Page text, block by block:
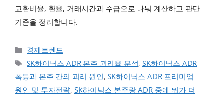
교환비율, 환율, 거래시간과 수급으로 나눠 계산하고 판단
기준을 정리합니다.
카테고리
경제트렌드
태그
SK하이닉스 ADR 본주 괴리율 분석, SK하이닉스 ADR
폭등과 본주 간의 괴리 원인, SK하이닉스 ADR 프리미엄
원인 및 투자전략, SK하이닉스 본주랑 ADR 중에 뭐가 더